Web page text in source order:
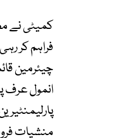
کمیٹی نے
فراہم کر
چیئرمین
انمول عرف
منشیات